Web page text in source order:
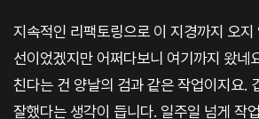
지속적인 리팩토링으로 이 지경까지 오지
선이었겠지만 어쩌다보니 여기까지 왔네
친다는 건 양날의 검과 같은 작업이지요.
잘했다는 생각이 듭니다. 일주일 넘게 작